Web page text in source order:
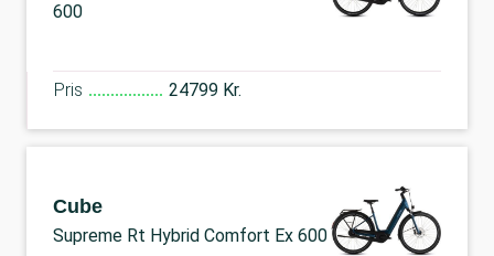
600
Pris 24799 Kr.
Cube
Supreme Rt Hybrid Comfort Ex 600